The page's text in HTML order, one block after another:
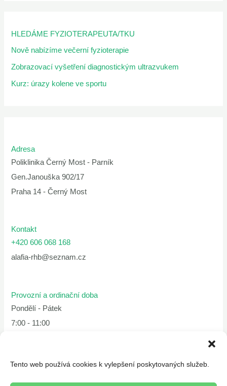
Tento web používá cookies k vylepšení poskytovaných služeb.
HLEDÁME FYZIOTERAPEUTA/TKU
Nově nabízíme večerní fyzioterapie
Zobrazovací vyšetření diagnostickým ultrazvukem
Kurz: úrazy kolene ve sportu
Adresa
Poliklinika Černý Most - Parník
Gen.Janouška 902/17
Praha 14 - Černý Most
Kontakt
+420 606 068 168
alafia-rhb@seznam.cz
Provozní a ordinační doba
Pondělí - Pátek
7:00 - 11:00